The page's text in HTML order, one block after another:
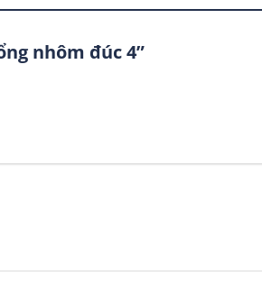
nhôm đúc 4”